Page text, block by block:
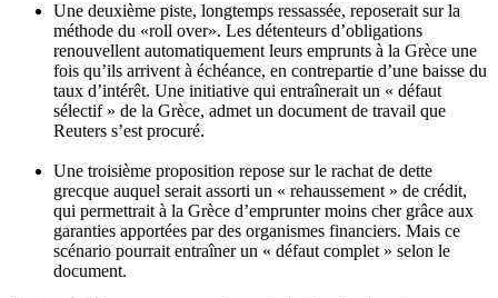
Une deuxième piste, longtemps ressassée, reposerait sur la
méthode du «roll over». Les détenteurs d’obligations
renouvellent automatiquement leurs emprunts à la Grèce une
fois qu’ils arrivent à échéance, en contrepartie d’une baisse du
taux d’intérêt. Une initiative qui entraînerait un « défaut
sélectif » de la Grèce, admet un document de travail que
Reuters s’est procuré.
Une troisième proposition repose sur le rachat de dette
grecque auquel serait assorti un « rehaussement » de crédit,
qui permettrait à la Grèce d’emprunter moins cher grâce aux
garanties apportées par des organismes financiers. Mais ce
scénario pourrait entraîner un « défaut complet » selon le
document.